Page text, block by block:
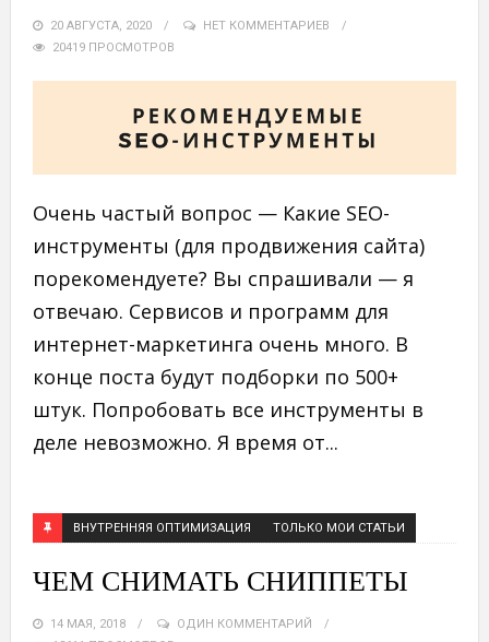
20 АВГУСТА, 2020
НЕТ КОММЕНТАРИЕВ
20419 ПРОСМОТРОВ
Очень частый вопрос — Какие SEO-
инструменты (для продвижения сайта)
порекомендуете? Вы спрашивали — я
отвечаю. Сервисов и программ для
интернет-маркетинга очень много. В
конце поста будут подборки по 500+
штук. Попробовать все инструменты в
деле невозможно. Я время от...
ВНУТРЕННЯЯ ОПТИМИЗАЦИЯ ТОЛЬКО МОИ СТАТЬИ
ЧЕМ СНИМАТЬ СНИППЕТЫ
14 МАЯ, 2018
ОДИН КОММЕНТАРИЙ